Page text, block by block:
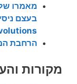
מאמרו
הרחבת
מקורות